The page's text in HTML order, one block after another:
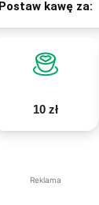
Postaw kawę za:
10 zł
Reklama